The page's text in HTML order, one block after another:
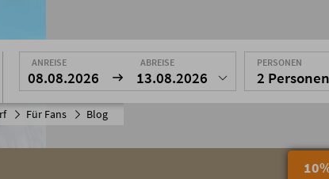
Für Fans Blog
ANREISE
08.08.2026
ABREISE
13.08.2026
PERSONEN
2 Personen